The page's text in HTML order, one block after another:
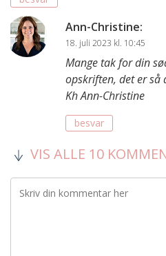
Ann-Christine:
18. juli 2023 kl. 10:45
Mange tak for din
opskriften, det er så
Kh Ann-Christine
besvar
VIS ALLE 10